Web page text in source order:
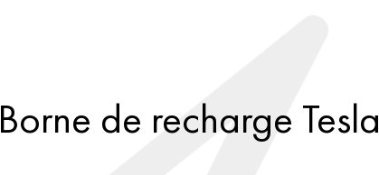
Borne de recharge Tesla